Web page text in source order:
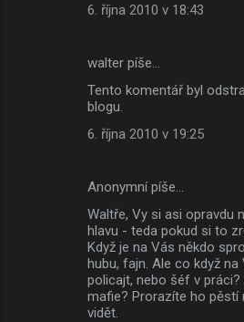
6. října 2010 v 18:43
walter píše…
Tento komentář byl
blogu.
6. října 2010 v 19:25
Anonymní píše…
Waltře, Vy si asi opravdu
hlavu - teda pokud si to
Když je na Vás někdo
hubu, fajn. Ale co když
policajt, nebo šéf v
mafie? Prorazíte ho pěstí
vidět.